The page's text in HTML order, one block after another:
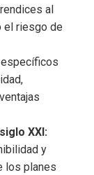
al
el riesgo de
XXI:
y
los planes